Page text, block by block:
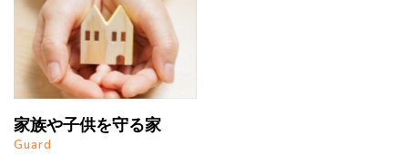
家族や子供を守る家
Guard